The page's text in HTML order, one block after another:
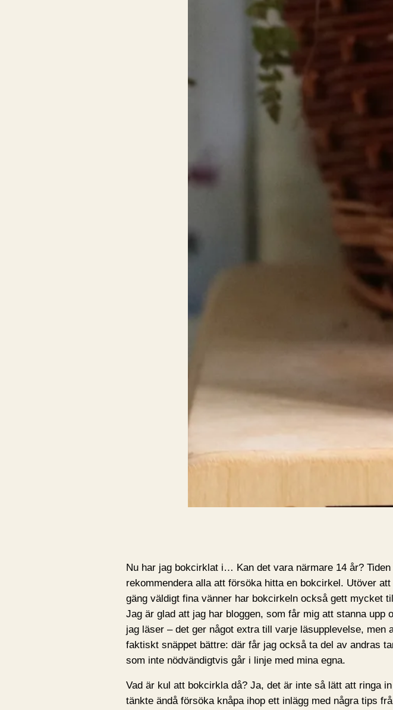
Nu har jag bokcirklat i… Kan det vara närmare 14 år?
rekommendera alla att försöka hitta en bokcirkel. Utöver
gäng väldigt fina vänner har bokcirkeln också gett mycket
Jag är glad att jag har bloggen, som får mig att stanna upp
jag läser – det ger något extra till varje läsupplevelse, men
faktiskt snäppet bättre: där får jag också ta del av andras
som inte nödvändigtvis går i linje med mina egna.
Vad är kul att bokcirkla då? Ja, det är inte så lätt att ringa
tänkte ändå försöka knåpa ihop ett inlägg med några tips